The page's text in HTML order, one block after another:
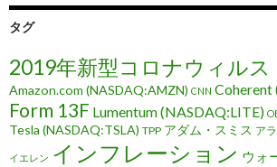
タグ
2019年新型コロナウィルス
Amazon.com (NASDAQ:AMZN) CNN Coherent
Form 13F Lumentum (NASDAQ:LITE)
Tesla (NASDAQ:TSLA) TPP アダム・スミス ア
イエレン インフレーション ウォ